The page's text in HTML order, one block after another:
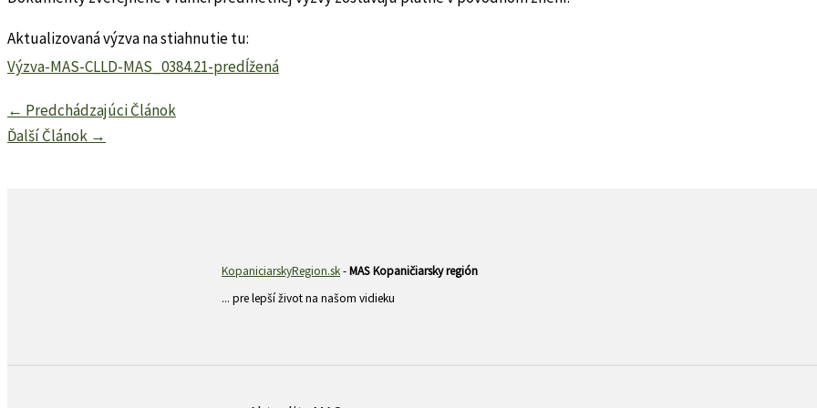
Aktualizovaná výzva na stiahnutie tu:
Výzva-MAS-CLLD-MAS_0384.21-predĺžená
← Predchádzajúci Článok
Ďalší Článok →
KopaniciarskyRegion.sk-MAS Kopaničiarsky región
... pre lepší život na našom vidieku